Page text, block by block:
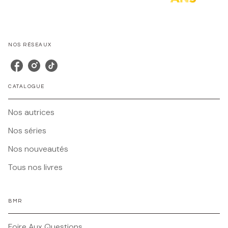
NOS RÉSEAUX
CATALOGUE
Nos autrices
Nos séries
Nos nouveautés
Tous nos livres
BMR